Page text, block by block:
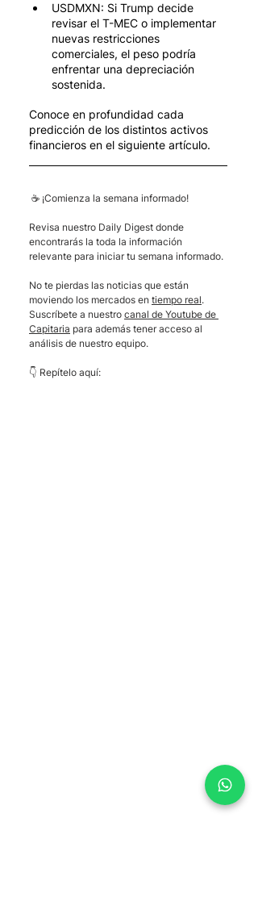
USDMXN: Si Trump decide
revisar el T-MEC o implementar
nuevas restricciones
comerciales, el peso podría
enfrentar una depreciación
sostenida.
Conoce en profundidad cada
predicción de los distintos activos
financieros en el siguiente artículo.
☕ ¡Comienza la semana informado!
Revisa nuestro Daily Digest donde
encontrarás la toda la información
relevante para iniciar tu semana informado.
No te pierdas las noticias que están
moviendo los mercados en tiempo real.
Suscríbete a nuestro canal de Youtube de
Capitaria para además tener acceso al
análisis de nuestro equipo.
👇 Repítelo aquí: